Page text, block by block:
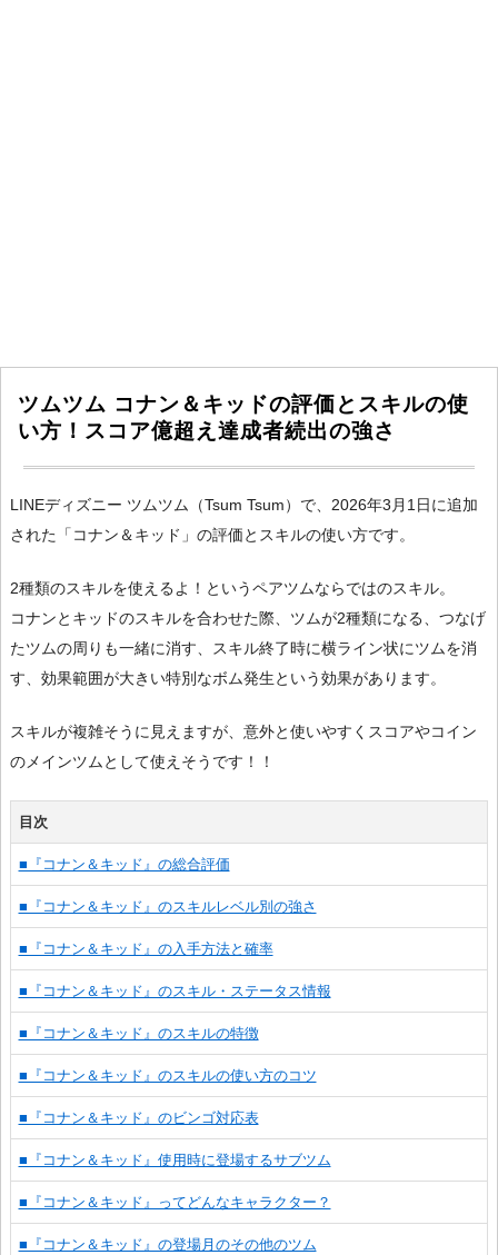
ツムツム コナン＆キッドの評価とスキルの使
い方！スコア億超え達成者続出の強さ
LINEディズニー ツムツム（Tsum Tsum）で、2026年3月1日に追加
された「コナン＆キッド」の評価とスキルの使い方です。
2種類のスキルを使えるよ！というペアツムならではのスキル。
コナンとキッドのスキルを合わせた際、ツムが2種類になる、つなげ
たツムの周りも一緒に消す、スキル終了時に横ライン状にツムを消
す、効果範囲が大きい特別なボム発生という効果があります。
スキルが複雑そうに見えますが、意外と使いやすくスコアやコイン
のメインツムとして使えそうです！！
目次
■『コナン＆キッド』の総合評価
■『コナン＆キッド』のスキルレベル別の強さ
■『コナン＆キッド』の入手方法と確率
■『コナン＆キッド』のスキル・ステータス情報
■『コナン＆キッド』のスキルの特徴
■『コナン＆キッド』のスキルの使い方のコツ
■『コナン＆キッド』のビンゴ対応表
■『コナン＆キッド』使用時に登場するサブツム
■『コナン＆キッド』ってどんなキャラクター？
■『コナン＆キッド』の登場月のその他のツム